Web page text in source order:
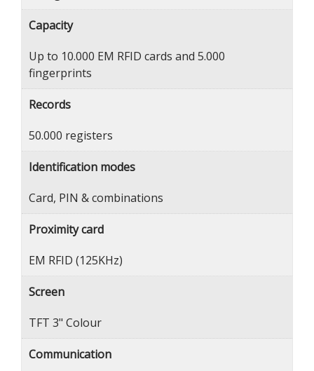
Capacity
Up to 10.000 EM RFID cards and 5.000
fingerprints
Records
50.000 registers
Identification modes
Card, PIN & combinations
Proximity card
EM RFID (125KHz)
Screen
TFT 3" Colour
Communication